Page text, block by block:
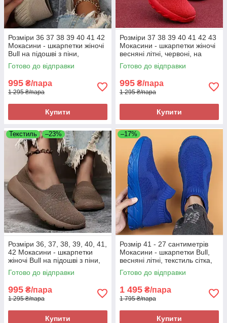
Розміри 36 37 38 39 40 41 42
Мокасини - шкарпетки жіночі
Bull на підошві з піни,
текстиль, хакі бежеві, легкі та
зручні
Готово до відправки
995 ₴/пара
1 295 ₴/пара
Купити
Розміри 37 38 39 40 41 42 43
Мокасини - шкарпетки жіночі
весняні літні, червоні, на
підошві з піни, текстиль, легкі
та зручні
Готово до відправки
995 ₴/пара
1 295 ₴/пара
Купити
Текстиль –23%
Розміри 36, 37, 38, 39, 40, 41,
42 Мокасини - шкарпетки
жіночі Bull на підошві з піни,
текстиль, коричневі, легкі та
зручні
Готово до відправки
995 ₴/пара
1 295 ₴/пара
Купити
–17%
Розмір 41 - 27 сантиметрів
Мокасини - шкарпетки Bull,
весняні літні, текстиль сітка,
сині, на підошві з піни, легкі і
зручні
Готово до відправки
1 495 ₴/пара
1 795 ₴/пара
Купити